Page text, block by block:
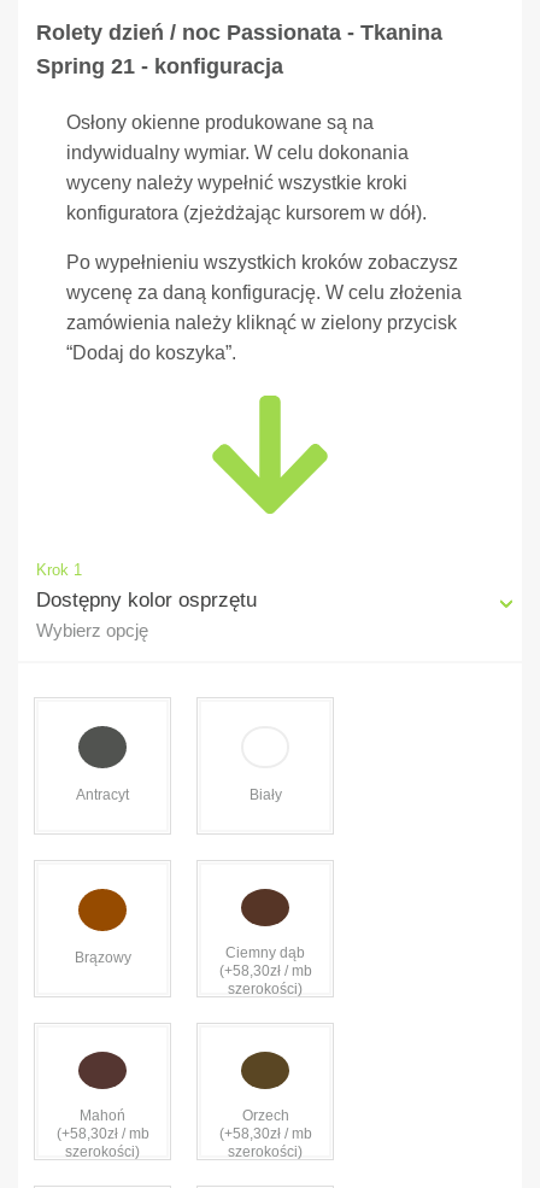
Rolety dzień / noc Passionata - Tkanina
Spring 21 - konfiguracja
Osłony okienne produkowane są na
indywidualny wymiar. W celu dokonania
wyceny należy wypełnić wszystkie kroki
konfiguratora (zjeżdżając kursorem w dół).
Po wypełnieniu wszystkich kroków zobaczysz
wycenę za daną konfigurację. W celu złożenia
zamówienia należy kliknąć w zielony przycisk
“Dodaj do koszyka”.
Krok 1
Dostępny kolor osprzętu
Wybierz opcję
Antracyt Biały
Brązowy
Ciemny dąb
(+58,30zł / mb
szerokości)
Mahoń
(+58,30zł / mb
szerokości)
Orzech
(+58,30zł / mb
szerokości)